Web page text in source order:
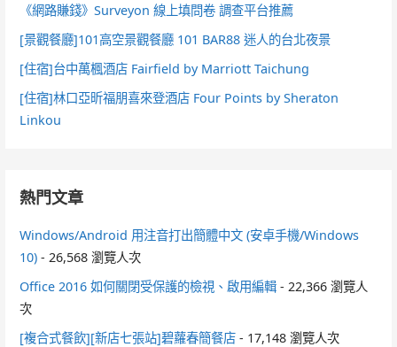
《網路賺錢》Surveyon 線上填問卷 調查平台推薦
[景觀餐廳]101高空景觀餐廳 101 BAR88 迷人的台北夜景
[住宿]台中萬楓酒店 Fairfield by Marriott Taichung
[住宿]林口亞昕福朋喜來登酒店 Four Points by Sheraton
Linkou
熱門文章
Windows/Android 用注音打出簡體中文 (安卓手機/Windows
10) - 26,568 瀏覽人次
Office 2016 如何關閉受保護的檢視、啟用編輯 - 22,366 瀏覽人
次
[複合式餐飲][新店七張站]碧蘿春簡餐店 - 17,148 瀏覽人次